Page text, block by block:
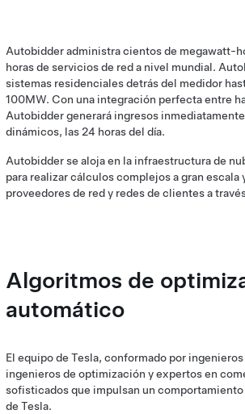
Autobidder administra cientos de megawatt-
horas de servicios de red a nivel mundial.
sistemas residenciales detrás del medidor
100MW. Con una integración perfecta entre
Autobidder generará ingresos
dinámicos, las 24 horas del día.
Autobidder se aloja en la infraestructura de
para realizar cálculos complejos a gran
proveedores de red y redes de clientes a
Algoritmos de
automático
El equipo de Tesla, conformado por
ingenieros de optimización y expertos en
sofisticados que impulsan un
de Tesla.